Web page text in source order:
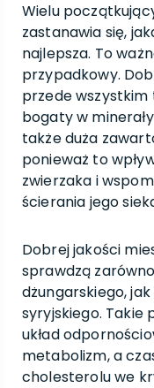
Wielu
zastanawia się,
najlepsza. To
przypadkowy.
przede wszystkim
bogaty w
także duża
ponieważ to
zwierzaka i
ścierania jego
Dobrej jakości
sprawdzą
dżungarskiego,
syryjskiego. Takie
układ
metabolizm, a
cholesterolu we